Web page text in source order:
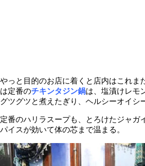
やっと目的のお店に着くと店内はこれま
は定番のチキンタジン鍋は、塩漬けレモ
グツグツと煮えたぎり、ヘルシーオイシ
定番のハリラスープも、とろけたジャガ
パイスが効いて体の芯まで温まる。